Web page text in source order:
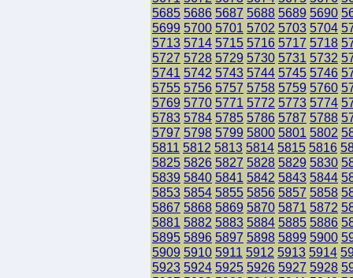
5685 5686 5687 5688 5689 5690
5699 5700 5701 5702 5703 5704
5713 5714 5715 5716 5717 5718
5727 5728 5729 5730 5731 5732
5741 5742 5743 5744 5745 5746
5755 5756 5757 5758 5759 5760
5769 5770 5771 5772 5773 5774
5783 5784 5785 5786 5787 5788
5797 5798 5799 5800 5801 5802
5811 5812 5813 5814 5815 5816
5825 5826 5827 5828 5829 5830
5839 5840 5841 5842 5843 5844
5853 5854 5855 5856 5857 5858
5867 5868 5869 5870 5871 5872
5881 5882 5883 5884 5885 5886
5895 5896 5897 5898 5899 5900
5909 5910 5911 5912 5913 5914
5923 5924 5925 5926 5927 5928